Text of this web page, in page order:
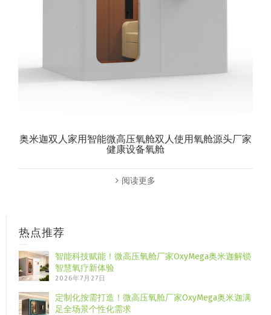
奥米迦双人家用智能微高压氧舱双人使用氧舱源头厂家
健康设备氧舱
阅读更多
热点推荐
智能科技赋能！微高压氧舱厂家OxyMega奥米迦解锁
智慧氧疗新体验
2026年7月27日
定制化按需打造！微高压氧舱厂家OxyMega奥米迦满
足全场景个性化需求